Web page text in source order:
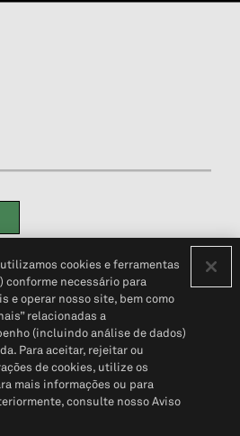
de privacidade do cliente (em inglês)
Pessoais© 2026 S&P Global
cookies e ferramentas
conforme necessário para
e operar nosso site, bem como
relacionadas a
(incluindo análise de dados)
Para aceitar, rejeitar ou
de cookies, utilize os
mais informações ou para
consulte nosso Aviso